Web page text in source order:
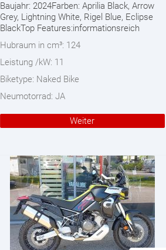
Baujahr: 2024Farben: Aprilia Black, Arrow
Grey, Lightning White, Rigel Blue, Eclipse
BlackTop Features:informationsreich
Hubraum in cm³: 124
Leistung /kW: 11
Biketype: Naked Bike
Neumotorrad: JA
Weiter